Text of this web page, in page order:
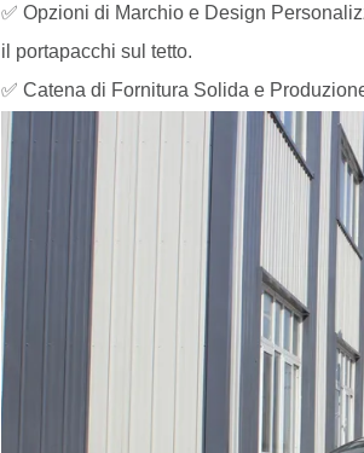
✅ Opzioni di Marchio e Design
il portapacchi sul tetto.
✅ Catena di Fornitura Solida e